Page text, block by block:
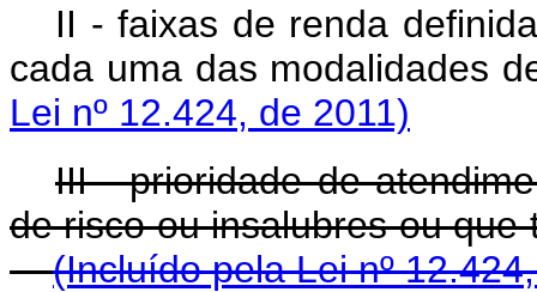
II - faixas de renda
cada uma das
Lei nº 12.424, de 2011)
III - prioridade de
de risco ou insalubres ou
(Incluído pela Lei nº